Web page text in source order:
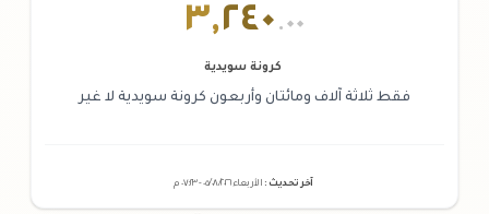
٣,٢٤٠ .٠٠
كرونة سويدية
فقط ثلاثة آلاف ومائتان وأربعون كرونة سويدية لا غير
آخر تحديث : الأربعاء ٠٥ /٠٨/٢٠٢٦ - ٠٧:٢٣م